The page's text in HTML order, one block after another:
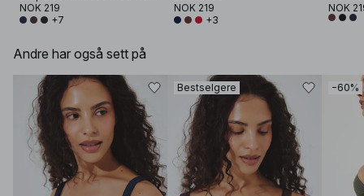
NOK 219
+7
NOK 219
+3
NOK
Andre har også sett på
Bestselgere −60%